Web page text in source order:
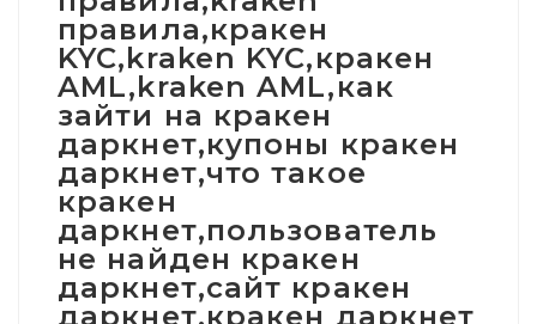
правила,кракен
KYC,kraken KYC,кракен
AML,kraken AML,как
зайти на кракен
даркнет,купоны кракен
даркнет,что такое
кракен
даркнет,пользователь
не найден кракен
даркнет,сайт кракен
даркнет,кракен даркнет